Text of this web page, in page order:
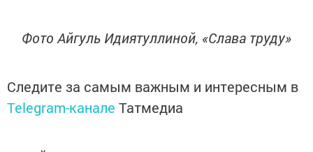
Фото Айгуль Идиятуллиной, «Слава труду»
Следите за самым важным и интересным в
Telegram-канале Татмедиа